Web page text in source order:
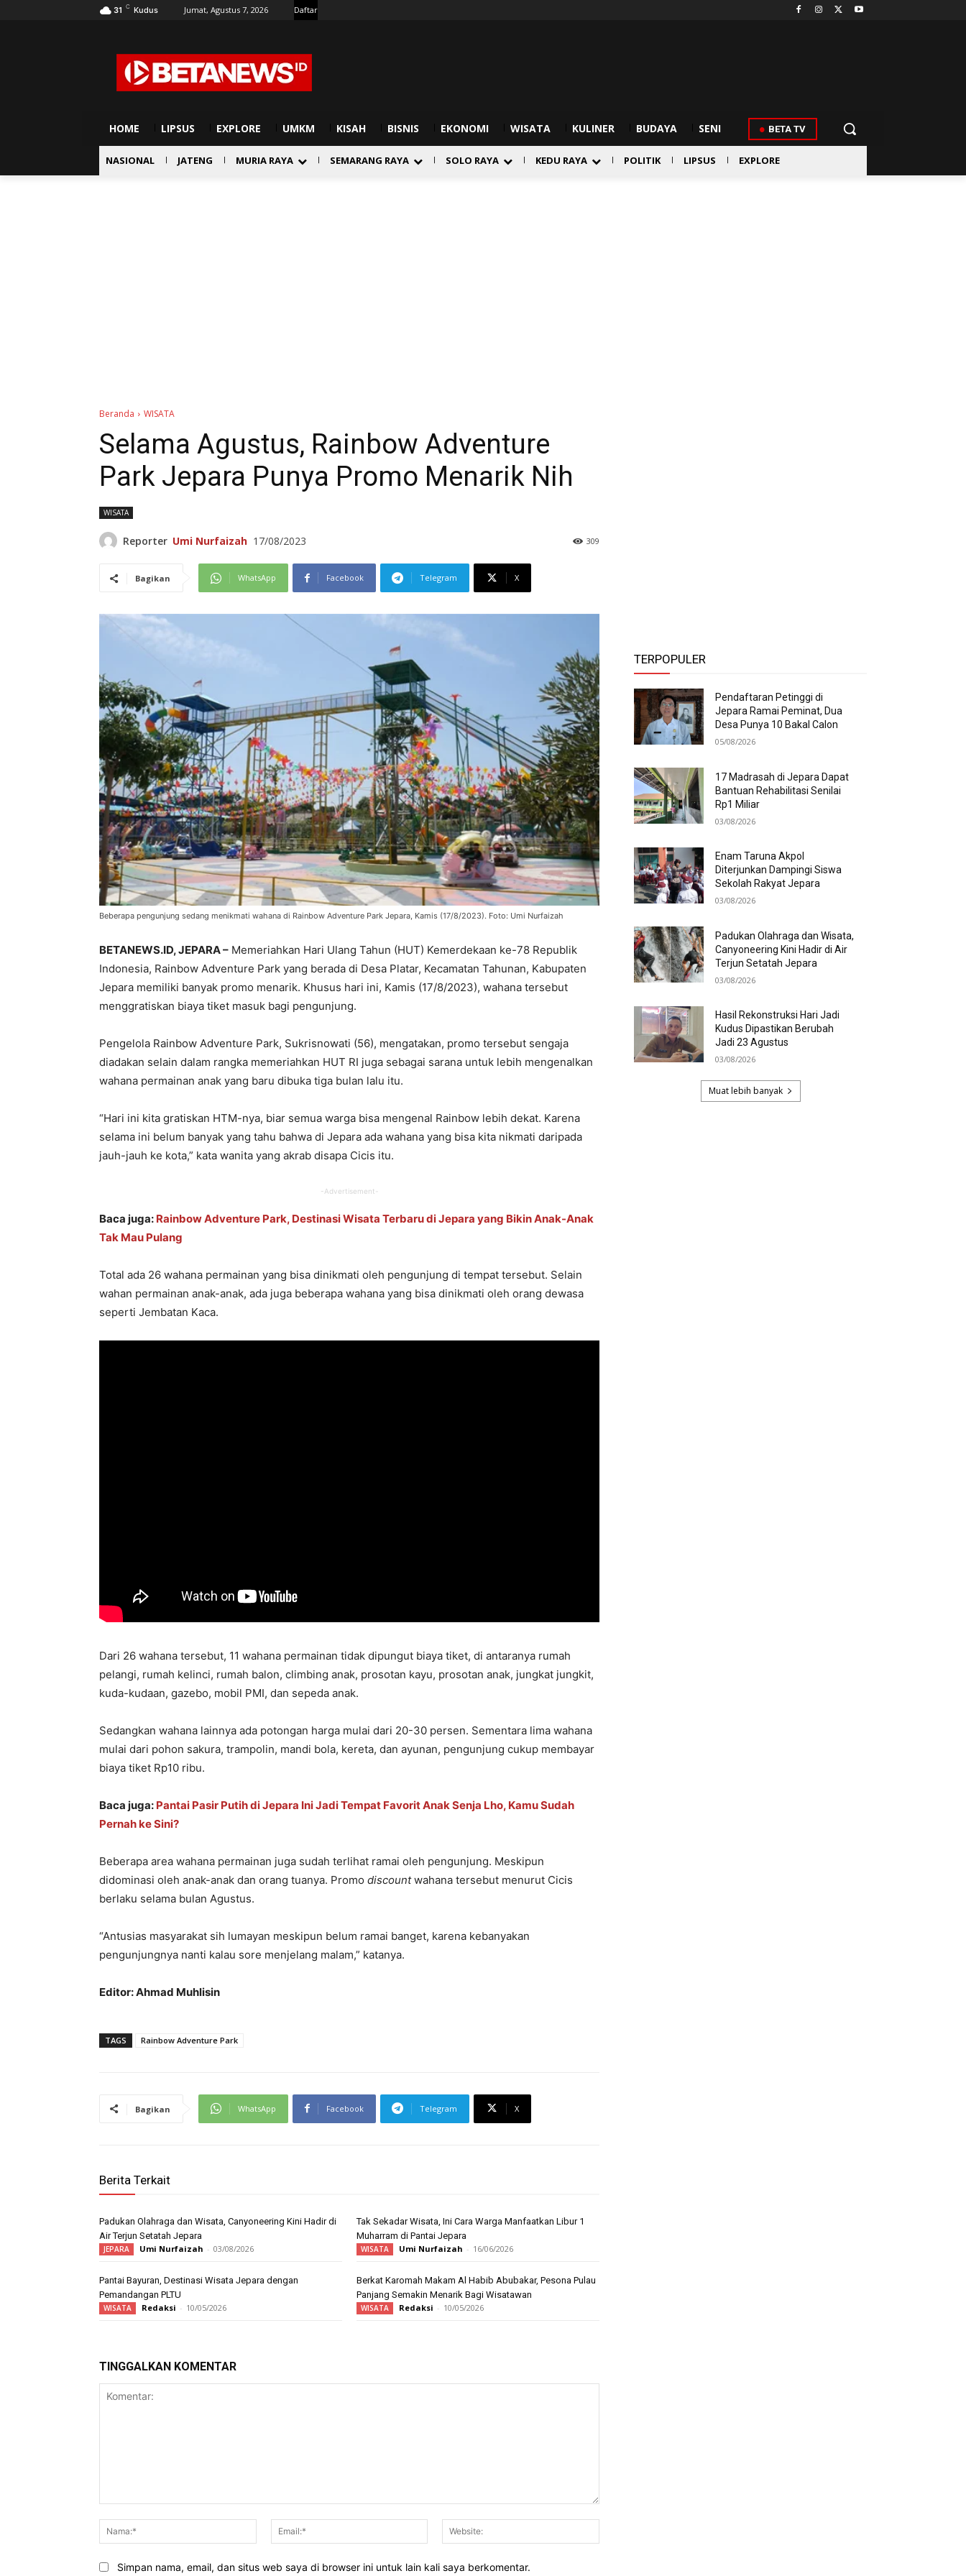
31 C Kudus Jumat, Agustus 7, 2026 Daftar
HOME LIPSUS EXPLORE UMKM KISAH BISNIS EKONOMI WISATA KULINER BUDAYA SENI BETA TV
NASIONAL JATENG MURIA RAYA SEMARANG RAYA SOLO RAYA KEDU RAYA POLITIK LIPSUS EXPLORE
Beranda WISATA
Selama Agustus, Rainbow Adventure
Park Jepara Punya Promo Menarik Nih
WISATA
Reporter Umi Nurfaizah 17/08/2023 309
Bagikan WhatsApp Facebook Telegram X
Beberapa pengunjung sedang menikmati wahana di Rainbow Adventure Park Jepara, Kamis (17/8/2023). Foto: Umi Nurfaizah
BETANEWS.ID, JEPARA – Memeriahkan Hari Ulang Tahun (HUT) Kemerdekaan ke-78 Republik
Indonesia, Rainbow Adventure Park yang berada di Desa Platar, Kecamatan Tahunan, Kabupaten
Jepara memiliki banyak promo menarik. Khusus hari ini, Kamis (17/8/2023), wahana tersebut
menggratiskan biaya tiket masuk bagi pengunjung.
Pengelola Rainbow Adventure Park, Sukrisnowati (56), mengatakan, promo tersebut sengaja
diadakan selain dalam rangka memeriahkan HUT RI juga sebagai sarana untuk lebih mengenalkan
wahana permainan anak yang baru dibuka tiga bulan lalu itu.
“Hari ini kita gratiskan HTM-nya, biar semua warga bisa mengenal Rainbow lebih dekat. Karena
selama ini belum banyak yang tahu bahwa di Jepara ada wahana yang bisa kita nikmati daripada
jauh-jauh ke kota,” kata wanita yang akrab disapa Cicis itu.
-Advertisement-
Baca juga: Rainbow Adventure Park, Destinasi Wisata Terbaru di Jepara yang Bikin Anak-Anak
Tak Mau Pulang
Total ada 26 wahana permainan yang bisa dinikmati oleh pengunjung di tempat tersebut. Selain
wahan permainan anak-anak, ada juga beberapa wahana yang bisa dinikmati oleh orang dewasa
seperti Jembatan Kaca.
Dari 26 wahana tersebut, 11 wahana permainan tidak dipungut biaya tiket, di antaranya rumah
pelangi, rumah kelinci, rumah balon, climbing anak, prosotan kayu, prosotan anak, jungkat jungkit,
kuda-kudaan, gazebo, mobil PMI, dan sepeda anak.
Sedangkan wahana lainnya ada potongan harga mulai dari 20-30 persen. Sementara lima wahana
mulai dari pohon sakura, trampolin, mandi bola, kereta, dan ayunan, pengunjung cukup membayar
biaya tiket Rp10 ribu.
Baca juga: Pantai Pasir Putih di Jepara Ini Jadi Tempat Favorit Anak Senja Lho, Kamu Sudah
Pernah ke Sini?
Beberapa area wahana permainan juga sudah terlihat ramai oleh pengunjung. Meskipun
didominasi oleh anak-anak dan orang tuanya. Promo discountwahana tersebut menurut Cicis
berlaku selama bulan Agustus.
“Antusias masyarakat sih lumayan meskipun belum ramai banget, karena kebanyakan
pengunjungnya nanti kalau sore menjelang malam,” katanya.
Editor: Ahmad Muhlisin
TAGS Rainbow Adventure Park
Bagikan WhatsApp Facebook Telegram X
Berita Terkait
Padukan Olahraga dan Wisata, Canyoneering Kini Hadir di
Air Terjun Setatah Jepara
JEPARA Umi Nurfaizah - 03/08/2026
Tak Sekadar Wisata, Ini Cara Warga Manfaatkan Libur 1
Muharram di Pantai Jepara
WISATA Umi Nurfaizah - 16/06/2026
Pantai Bayuran, Destinasi Wisata Jepara dengan
Pemandangan PLTU
WISATA Redaksi - 10/05/2026
Berkat Karomah Makam Al Habib Abubakar, Pesona Pulau
Panjang Semakin Menarik Bagi Wisatawan
WISATA Redaksi - 10/05/2026
TINGGALKAN KOMENTAR
Nama:*
Email:*
Simpan nama, email, dan situs web saya di browser ini untuk lain kali saya berkomentar.
TERPOPULER
Pendaftaran Petinggi di
Jepara Ramai Peminat, Dua
Desa Punya 10 Bakal Calon
05/08/2026
17 Madrasah di Jepara Dapat
Bantuan Rehabilitasi Senilai
Rp1 Miliar
03/08/2026
Enam Taruna Akpol
Diterjunkan Dampingi Siswa
Sekolah Rakyat Jepara
03/08/2026
Padukan Olahraga dan Wisata,
Canyoneering Kini Hadir di Air
Terjun Setatah Jepara
03/08/2026
Hasil Rekonstruksi Hari Jadi
Kudus Dipastikan Berubah
Jadi 23 Agustus
03/08/2026
Muat lebih banyak